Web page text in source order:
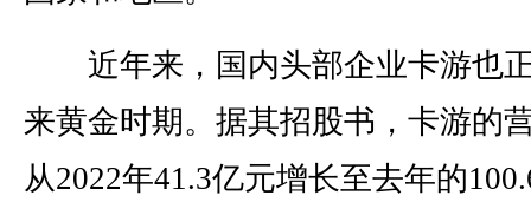
近年来，国内头部企业卡游也
来黄金时期。据其招股书，卡游的
从2022年41.3亿元增长至去年的